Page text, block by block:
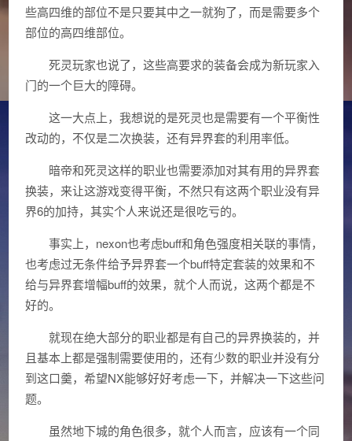
些高四维的部位不是只要其中之一就狗了，而是需要多个
部位的高四维部位。
死灵玩家也说了，这些高要求的装备会成为新玩家入
门的一个巨大的障碍。
这一大点上，我想说的是死灵也是需要有一个平衡性
改动的，不仅是二次换装，还有异界套的利用率低。
暗帝和死灵这样的职业也需要添加对其有用的异界套
换装，来让这游戏变得平衡，不然只有这两个职业没有异
界6的加持，其实个人来说还是很吃亏的。
事实上，nexon也考虑buff和角色强度相关联的事情，
也考虑过无条件给予异界套一个buff特定套装的效果和不
给与异界套增幅buff的效果，就个人而说，这两个都是不
好的。
就现在绝大部分的职业都是有自己的异界换装的，并
且基本上都是强制需要使用的，还有少数的职业并没有分
到这口羹，希望NX能够好好考虑一下，并解决一下这些问
题。
虽然地下城的角色很多，就个人而言，应该有一个同